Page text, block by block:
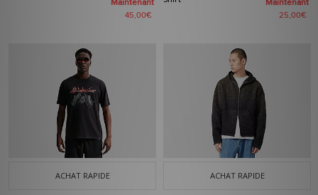
Maintenant
45,00€
Maintenant
25,00€
ACHAT RAPIDE ACHAT RAPIDE